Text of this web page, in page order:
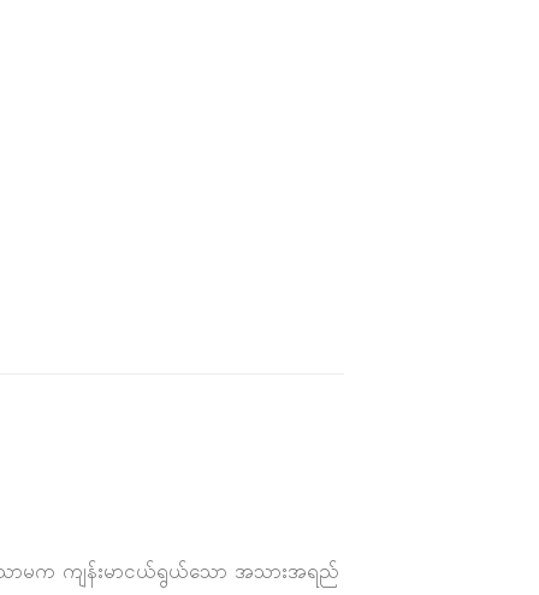
သာမက ကျန်းမာငယ်ရွယ်သော အသားအရည်